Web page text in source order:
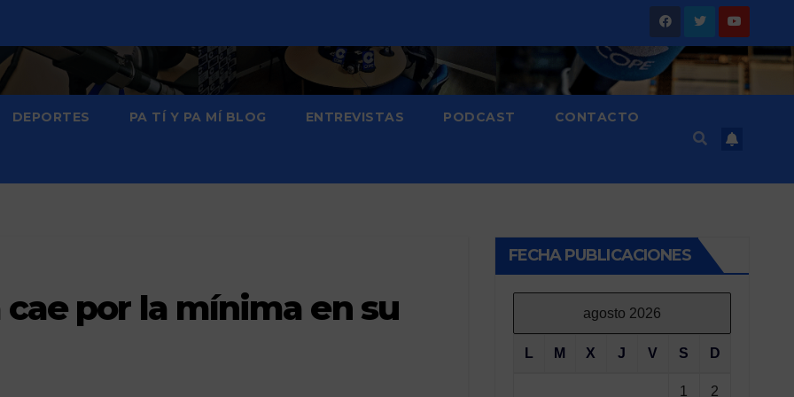
DEPORTES PA TÍ Y PA MÍ BLOG ENTREVISTAS PODCAST CONTACTO
por la mínima en su
FECHA PUBLICACIONES
agosto 2026
L M X J V S D
1 2